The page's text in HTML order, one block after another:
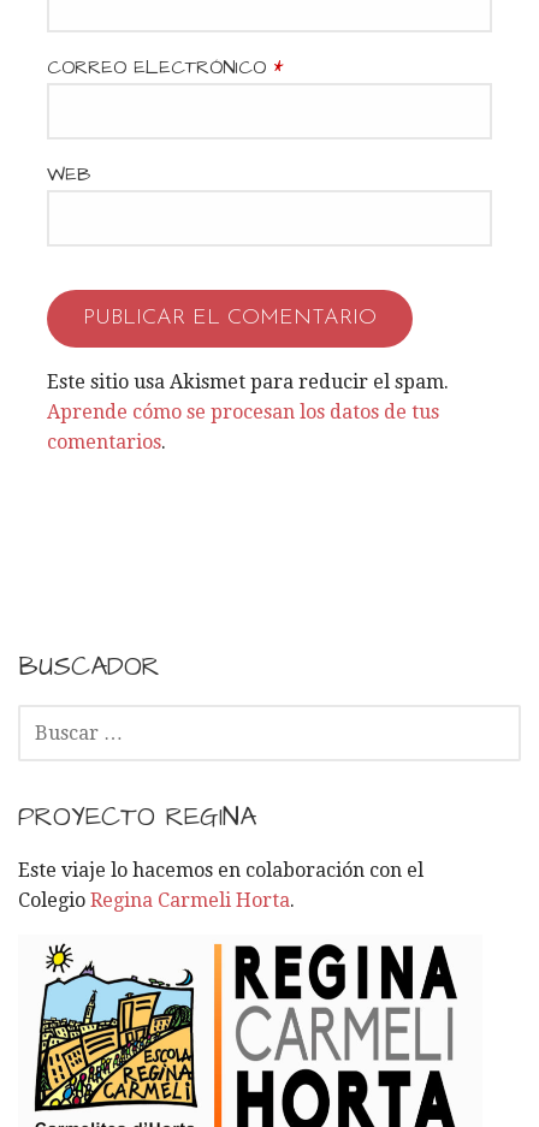
CORREO ELECTRÓNICO *
WEB
Este sitio usa Akismet para reducir el spam.
Aprende cómo se procesan los datos de tus
comentarios.
BUSCADOR
C
A
R
:
PROYECTO REGINA
Este viaje lo hacemos en colaboración con el
Colegio Regina Carmeli Horta.